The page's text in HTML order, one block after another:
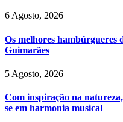
6 Agosto, 2026
Os melhores hambúrgueres
Guimarães
5 Agosto, 2026
Com inspiração na
se em harmonia musical